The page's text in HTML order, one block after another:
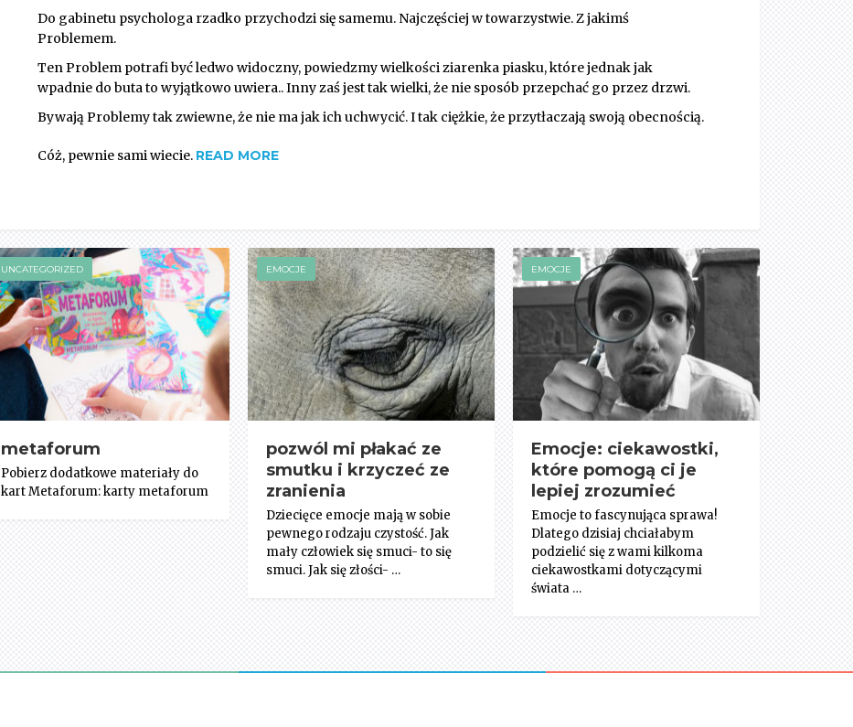
Do gabinetu psychologa rzadko przychodzi się samemu. Najczęściej w towarzystwie. Z jakimś
Problemem.
Ten Problem potrafi być ledwo widoczny, powiedzmy wielkości ziarenka piasku, które jednak jak
wpadnie do buta to wyjątkowo uwiera.. Inny zaś jest tak wielki, że nie sposób przepchać go przez drzwi.
Bywają Problemy tak zwiewne, że nie ma jak ich uchwycić. I tak ciężkie, że przytłaczają swoją obecnością.
Cóż, pewnie sami wiecie. READ MORE
UNCATEGORIZED
metaforum
Pobierz dodatkowe materiały do
kart Metaforum: karty metaforum
EMOCJE
pozwól mi płakać ze
smutku i krzyczeć ze
zranienia
Dziecięce emocje mają w sobie
pewnego rodzaju czystość. Jak
mały człowiek się smuci- to się
smuci. Jak się złości- …
EMOCJE
Emocje: ciekawostki,
które pomogą ci je
lepiej zrozumieć
Emocje to fascynująca sprawa!
Dlatego dzisiaj chciałabym
podzielić się z wami kilkoma
ciekawostkami dotyczącymi
świata …